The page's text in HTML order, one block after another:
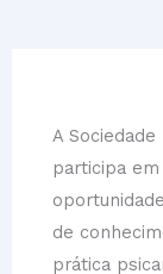
A Sociedade
participa
de
prática